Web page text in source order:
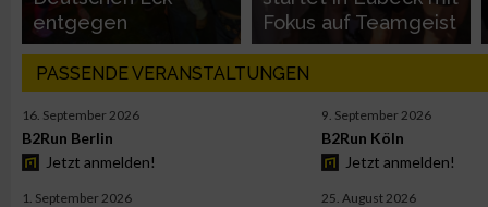
entgegen
Fokus auf Teamgeist
PASSENDE VERANSTALTUNGEN
16. September 2026
B2Run Berlin
Jetzt anmelden!
9. September 2026
B2Run Köln
Jetzt anmelden!
1. September 2026 25. August 2026
Performance
Funktional
Werbung